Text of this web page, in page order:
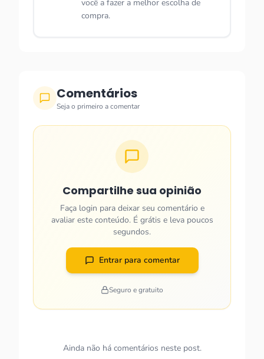
você a fazer a melhor escolha de
compra.
Comentários
Seja o primeiro a comentar
Compartilhe sua opinião
Faça login para deixar seu comentário e
avaliar este conteúdo. É grátis e leva poucos
segundos.
Entrar para comentar
Seguro e gratuito
Ainda não há comentários neste post.